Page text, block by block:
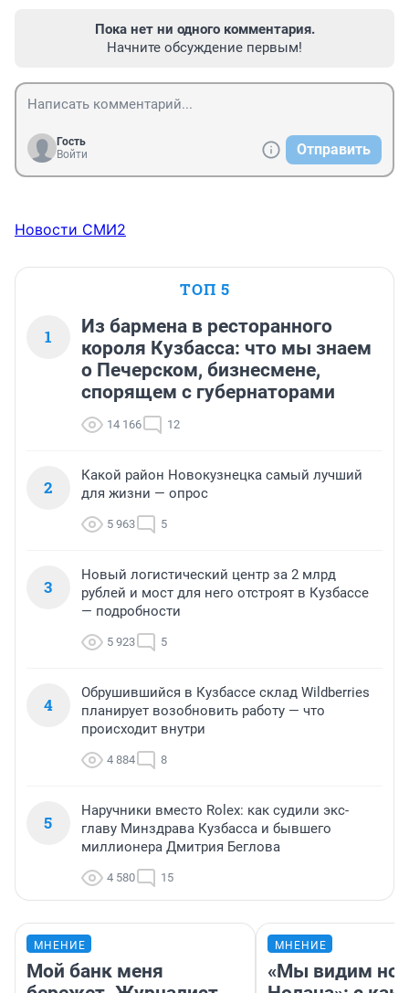
Пока нет ни одного комментария.
Начните обсуждение первым!
Гость
Войти
Отправить
Новости СМИ2
ТОП 5
1
Из бармена в ресторанного
короля Кузбасса: что мы знаем
о Печерском, бизнесмене,
спорящем с губернаторами
14 166 12
2
Какой район Новокузнецка самый лучший
для жизни — опрос
5 963 5
3
Новый логистический центр за 2 млрд
рублей и мост для него отстроят в Кузбассе
— подробности
5 923 5
4
Обрушившийся в Кузбассе склад Wildberries
планирует возобновить работу — что
происходит внутри
4 884 8
5
Наручники вместо Rolex: как судили экс-
главу Минздрава Кузбасса и бывшего
миллионера Дмитрия Беглова
4 580 15
МНЕНИЕ
Мой банк меня
МНЕНИЕ
«Мы видим